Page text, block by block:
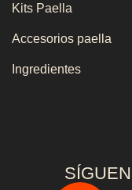
Kits Paella
Accesorios paella
Ingredientes